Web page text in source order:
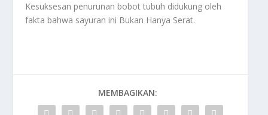
Kesuksesan penurunan bobot tubuh didukung oleh
fakta bahwa sayuran ini Bukan Hanya Serat.
MEMBAGIKAN: